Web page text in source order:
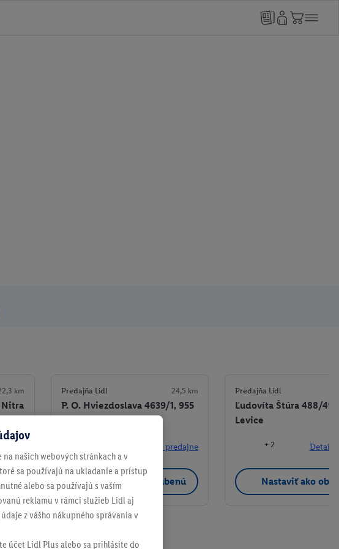
km
Nitra
Predajňa Lidl 24,5 km
P. O. Hviezdoslava 4639/1, 955
Detaily predajne
Nastaviť ako obľúbenú
Predajňa Lidl
Ľudovíta Štúra 488/49,
Levice
+ 2 Detaily
Nastaviť ako
na našich webových stránkach a v
sa používajú na ukladanie a prístup
alebo sa používajú s vaším
reklamu v rámci služieb Lidl aj
z vášho nákupného správania v
účet Lidl Plus alebo sa prihlásite do